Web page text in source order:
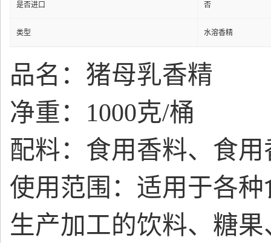
是否进口 否
类型 水溶香精
品名：猪母乳香精
净重：1000克/桶
配料：食用香料、食
使用范围：适用于各
生产加工的饮料、糖